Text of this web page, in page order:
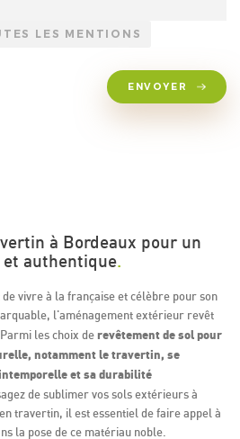
LES MENTIONS
ENVOYER
à Bordeaux pour un
authentique.
vivre à la française et célèbre pour son
l'aménagement extérieur revêt
les choix derevêtement de sol pour
notamment le travertin, se
et sa durabilité
de sublimer vos sols extérieurs à
travertin, il est essentiel de faire appel à
la pose de ce matériau noble.